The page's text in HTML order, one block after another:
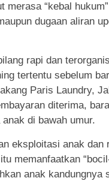
“kebal
dugaan aliran
rapi dan
tertentu sebelum
Paris Laundry,
diterima,
di bawah umur.
eksploitasi anak dan
memanfaatkan
anak kandungnya